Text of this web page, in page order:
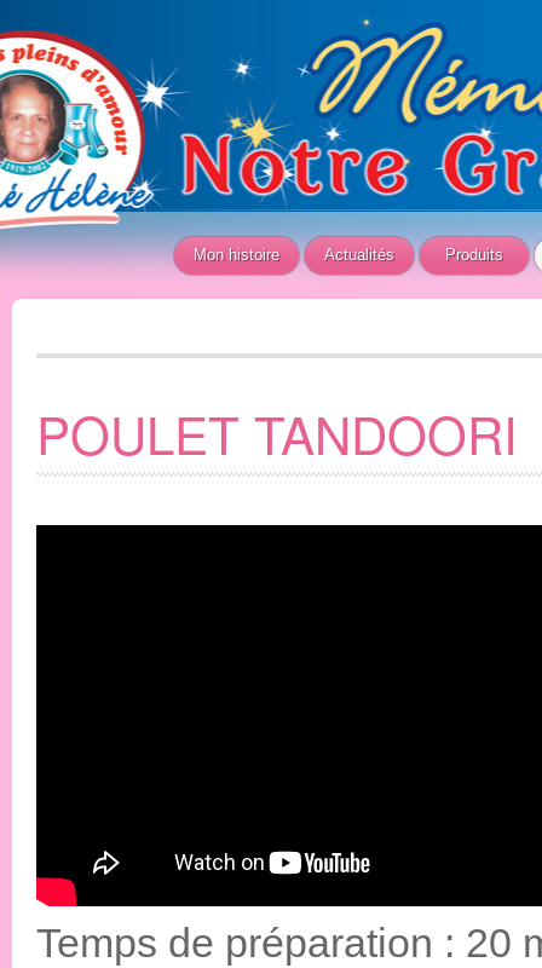
Mon histoire Actualités Produits
POULET TANDOORI
Temps de préparation : 20